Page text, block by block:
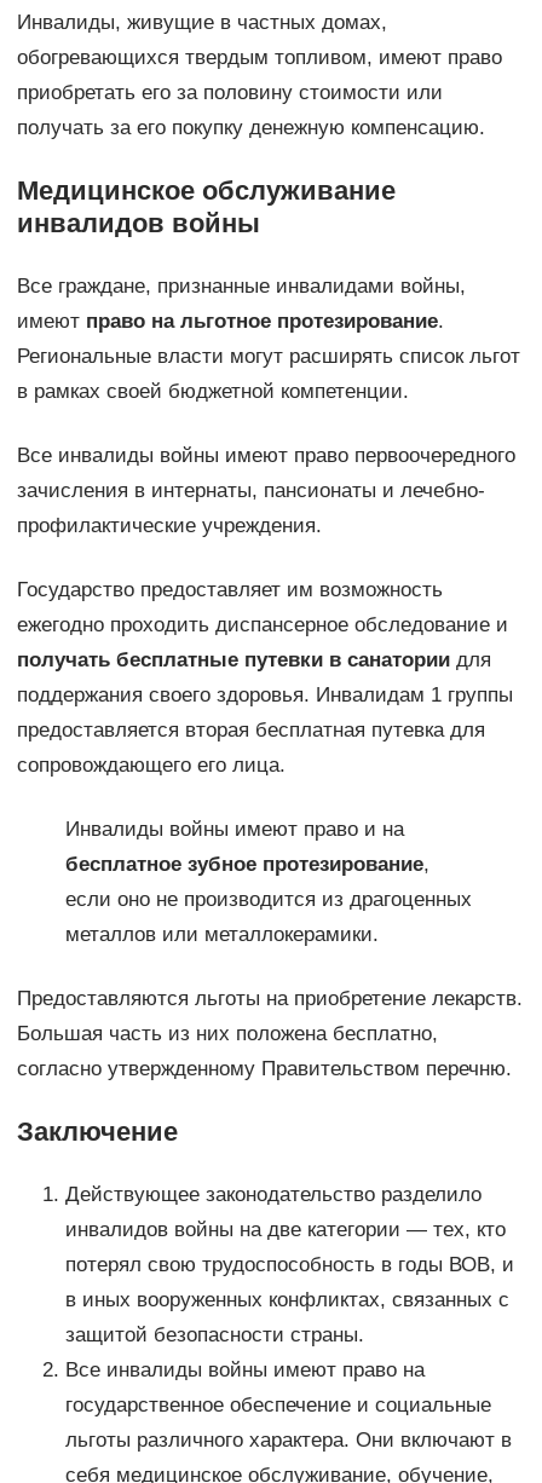
Инвалиды, живущие в частных домах,
обогревающихся твердым топливом, имеют право
приобретать его за половину стоимости или
получать за его покупку денежную компенсацию.
Медицинское обслуживание
инвалидов войны
Все граждане, признанные инвалидами войны,
имеют право на льготное протезирование.
Региональные власти могут расширять список льгот
в рамках своей бюджетной компетенции.
Все инвалиды войны имеют право первоочередного
зачисления в интернаты, пансионаты и лечебно-
профилактические учреждения.
Государство предоставляет им возможность
ежегодно проходить диспансерное обследование и
получать бесплатные путевки в санаториидля
поддержания своего здоровья. Инвалидам 1 группы
предоставляется вторая бесплатная путевка для
сопровождающего его лица.
Инвалиды войны имеют право и на
бесплатное зубное протезирование,
если оно не производится из драгоценных
металлов или металлокерамики.
Предоставляются льготы на приобретение лекарств.
Большая часть из них положена бесплатно,
согласно утвержденному Правительством перечню.
Заключение
Действующее законодательство разделило
инвалидов войны на две категории — тех, кто
потерял свою трудоспособность в годы ВОВ, и
в иных вооруженных конфликтах, связанных с
защитой безопасности страны.
Все инвалиды войны имеют право на
государственное обеспечение и социальные
льготы различного характера. Они включают в
себя медицинское обслуживание, обучение,